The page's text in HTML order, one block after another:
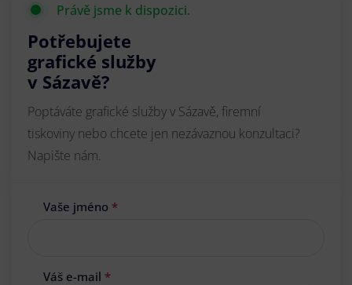
Právě jsme k dispozici.
Potřebujete
grafické služby
v Sázavě?
Poptáváte grafické služby v Sázavě, firemní
tiskoviny nebo chcete jen nezávaznou konzultaci?
Napište nám.
Vaše jméno *
Váš e-mail *